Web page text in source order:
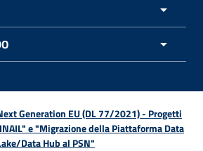
Generation EU (DL 77/2021) - Progetti
e "Migrazione della Piattaforma Data
Data Hub al PSN"